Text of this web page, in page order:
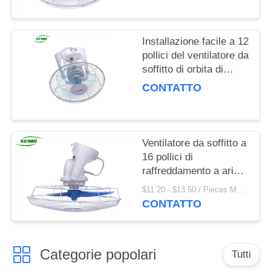
Installazione facile a 12
pollici del ventilatore da
soffitto di orbita di
rendimento elevato per
CONTATTO
Ventilatore da soffitto a
16 pollici di
raffreddamento a aria,
regolazione materiale
di velocità del
$11.20 - $13.50 / Pieces MOQ:500 Piece / Pieces
CONTATTO
Categorie popolari Tutti